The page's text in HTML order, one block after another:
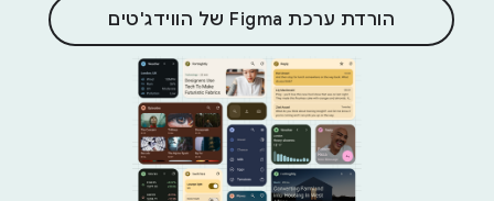
הורדת ערכת Figma של הווידג'טים